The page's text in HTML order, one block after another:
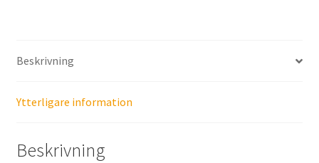
Beskrivning
Ytterligare information
Beskrivning